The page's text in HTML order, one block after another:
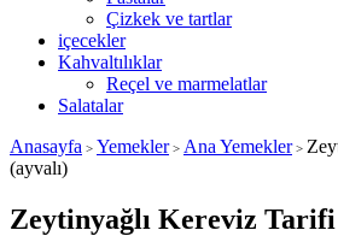
Çizkek ve tartlar
içecekler
Kahvaltılıklar
Reçel ve marmelatlar
Salatalar
Anasayfa > Yemekler> Ana Yemekler>
(ayvalı)
Zeytinyağlı Kereviz Tarifi